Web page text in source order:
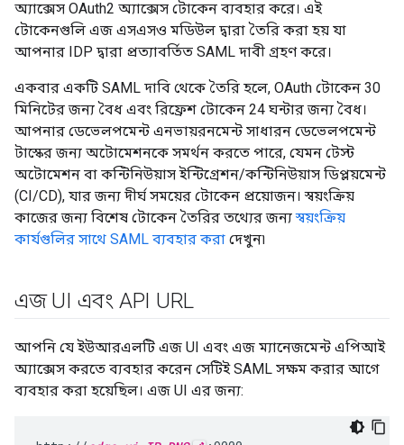
অ্যাক্সেস OAuth2 অ্যাক্সেস টোকেন ব্যবহার করে। এই
টোকেনগুলি এজ এসএসও মডিউল দ্বারা তৈরি করা হয় যা
আপনার IDP দ্বারা প্রত্যাবর্তিত SAML দাবী গ্রহণ করে।
একবার একটি SAML দাবি থেকে তৈরি হলে, OAuth টোকেন 30
মিনিটের জন্য বৈধ এবং রিফ্রেশ টোকেন 24 ঘন্টার জন্য বৈধ।
আপনার ডেভেলপমেন্ট এনভায়রনমেন্ট সাধারন ডেভেলপমেন্ট
টাস্কের জন্য অটোমেশনকে সমর্থন করতে পারে, যেমন টেস্ট
অটোমেশন বা কন্টিনিউয়াস ইন্টিগ্রেশন/কন্টিনিউয়াস ডিপ্লয়মেন্ট
(CI/CD), যার জন্য দীর্ঘ সময়ের টোকেন প্রয়োজন। স্বয়ংক্রিয়
কাজের জন্য বিশেষ টোকেন তৈরির তথ্যের জন্যস্বয়ংক্রিয়
কার্যগুলির সাথে SAML ব্যবহার করা দেখুন৷
এজ UI এবং API URL
আপনি যে ইউআরএলটি এজ UI এবং এজ ম্যানেজমেন্ট এপিআই
অ্যাক্সেস করতে ব্যবহার করেন সেটিই SAML সক্ষম করার আগে
ব্যবহার করা হয়েছিল। এজ UI এর জন্য: